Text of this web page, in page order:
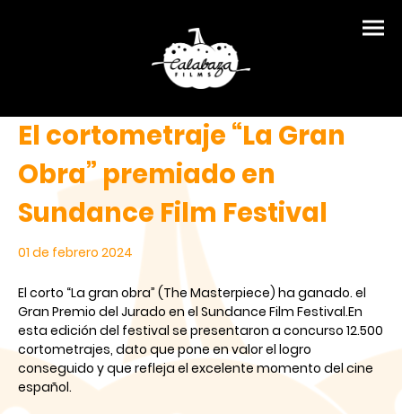
El cortometraje “La Gran
Obra” premiado en
Sundance Film Festival
01 de febrero 2024
El corto “La gran obra” (The Masterpiece) ha ganado. el
Gran Premio del Jurado en el Sundance Film Festival.En
esta edición del festival se presentaron a concurso 12.500
cortometrajes, dato que pone en valor el logro
conseguido y que refleja el excelente momento del cine
español.